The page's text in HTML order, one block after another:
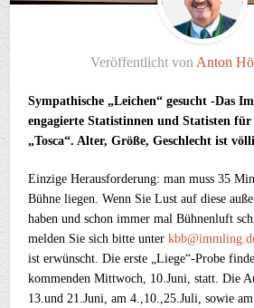
Veröffentlicht von Anton
Sympathische „Leichen“ gesucht -Das
engagierte Statistinnen und Statisten
„Tosca“. Alter, Größe, Geschlecht ist
Einzige Herausforderung: man muss 35
Bühne liegen. Wenn Sie Lust auf diese
haben und schon immer mal Bühnenluft
melden Sie sich bitte unter
ist erwünscht. Die erste „Liege“-Probe
kommenden Mittwoch, 10.Juni, statt. Die
13.und 21.Juni, am 4.,10.,25.Juli, sowie